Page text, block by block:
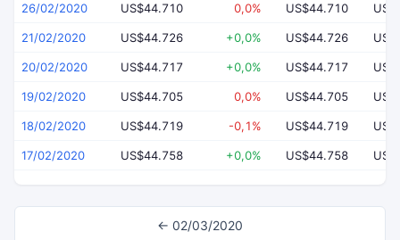
26/02/2020 US$44.710 0,0% US$44.710
21/02/2020 US$44.726 +0,0% US$44.726
20/02/2020 US$44.717 +0,0% US$44.717
19/02/2020 US$44.705 0,0% US$44.705
18/02/2020 US$44.719 -0,1% US$44.719
17/02/2020 US$44.758 +0,0% US$44.758
← 02/03/2020